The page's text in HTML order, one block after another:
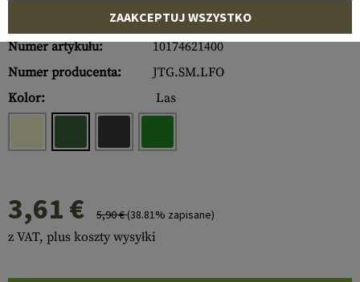
Numer artykułu:
10174621400
Numer producenta:
JTG.SM.LFO
Kolor:
Las
3,61 € 5,90 €(38.81% zapisane)
z VAT, plus koszty wysyłki
ZAAKCEPTUJ WSZYSTKO